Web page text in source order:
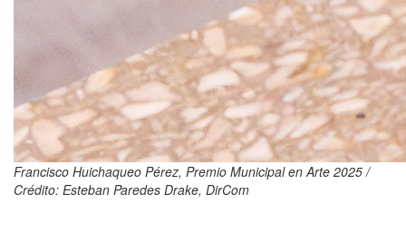
Francisco Huichaqueo Pérez, Premio Municipal en Arte 2025 /
Crédito: Esteban Paredes Drake, DirCom